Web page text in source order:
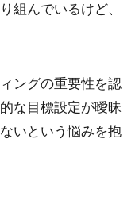
組んでいるけど、
ングの重要性を認
な目標設定が曖昧
いという悩みを抱